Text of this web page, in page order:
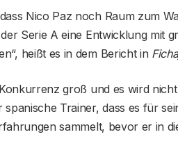
Nico Paz noch Raum zum
Serie A eine Entwicklung mit
heißt es in dem Bericht in
groß und es wird
spanische Trainer, dass es für
sammelt, bevor er in